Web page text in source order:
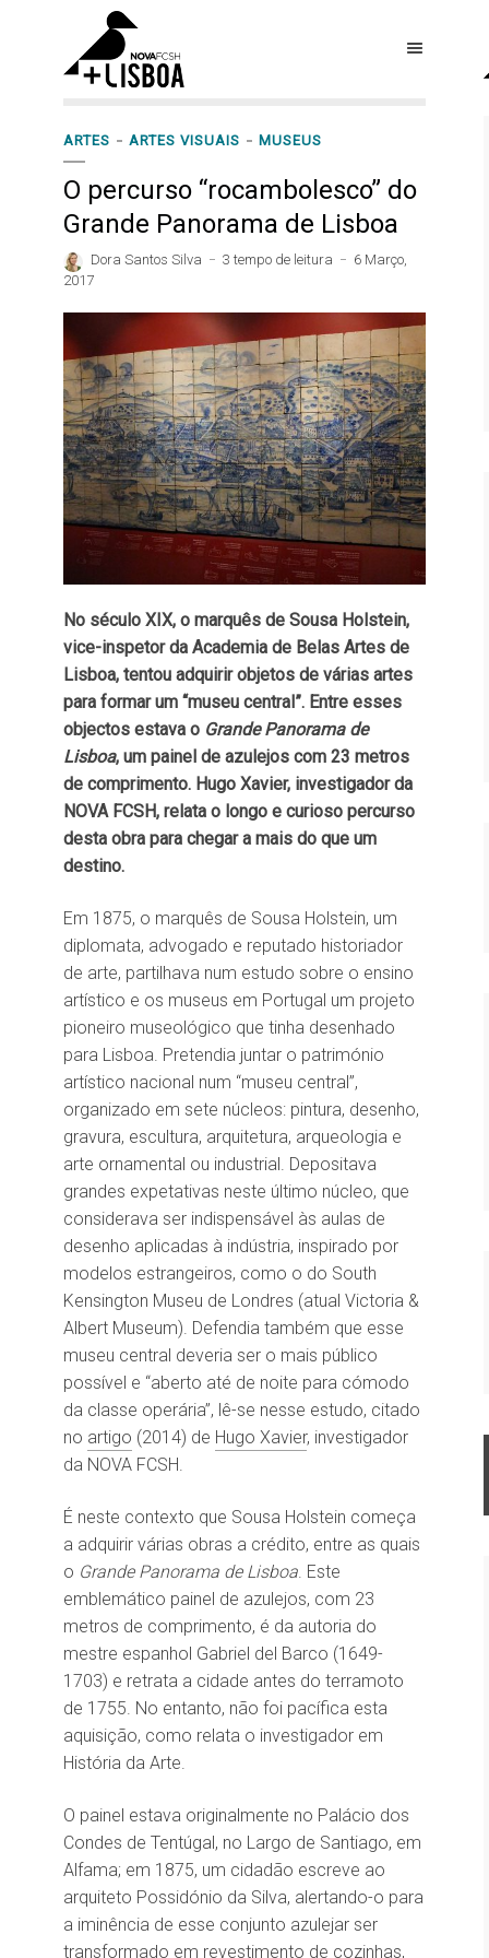
ARTES ARTES VISUAIS MUSEUS
O percurso “rocambolesco” do
Grande Panorama de Lisboa
Dora Santos Silva 3 tempo de leitura
6 Março,
2017
No século XIX, o marquês de Sousa Holstein,
vice-inspetor da Academia de Belas Artes de
Lisboa, tentou adquirir objetos de várias artes
para formar um “museu central”. Entre esses
objectos estava o Grande Panorama de
Lisboa, um painel de azulejos com 23 metros
de comprimento. Hugo Xavier, investigador da
NOVA FCSH, relata o longo e curioso percurso
desta obra para chegar a mais do que um
destino.
Em 1875, o marquês de Sousa Holstein, um
diplomata, advogado e reputado historiador
de arte, partilhava num estudo sobre o ensino
artístico e os museus em Portugal um projeto
pioneiro museológico que tinha desenhado
para Lisboa. Pretendia juntar o património
artístico nacional num “museu central”,
organizado em sete núcleos: pintura, desenho,
gravura, escultura, arquitetura, arqueologia e
arte ornamental ou industrial. Depositava
grandes expetativas neste último núcleo, que
considerava ser indispensável às aulas de
desenho aplicadas à indústria, inspirado por
modelos estrangeiros, como o do South
Kensington Museu de Londres (atual Victoria &
Albert Museum). Defendia também que esse
museu central deveria ser o mais público
possível e “aberto até de noite para cómodo
da classe operária”, lê-se nesse estudo, citado
no artigo (2014) de Hugo Xavier, investigador
da NOVA FCSH.
É neste contexto que Sousa Holstein começa
a adquirir várias obras a crédito, entre as quais
o Grande Panorama de Lisboa. Este
emblemático painel de azulejos, com 23
metros de comprimento, é da autoria do
mestre espanhol Gabriel del Barco (1649-
1703) e retrata a cidade antes do terramoto
de 1755. No entanto, não foi pacífica esta
aquisição, como relata o investigador em
História da Arte.
O painel estava originalmente no Palácio dos
Condes de Tentúgal, no Largo de Santiago, em
Alfama; em 1875, um cidadão escreve ao
arquiteto Possidónio da Silva, alertando-o para
a iminência de esse conjunto azulejar ser
transformado em revestimento de cozinhas,